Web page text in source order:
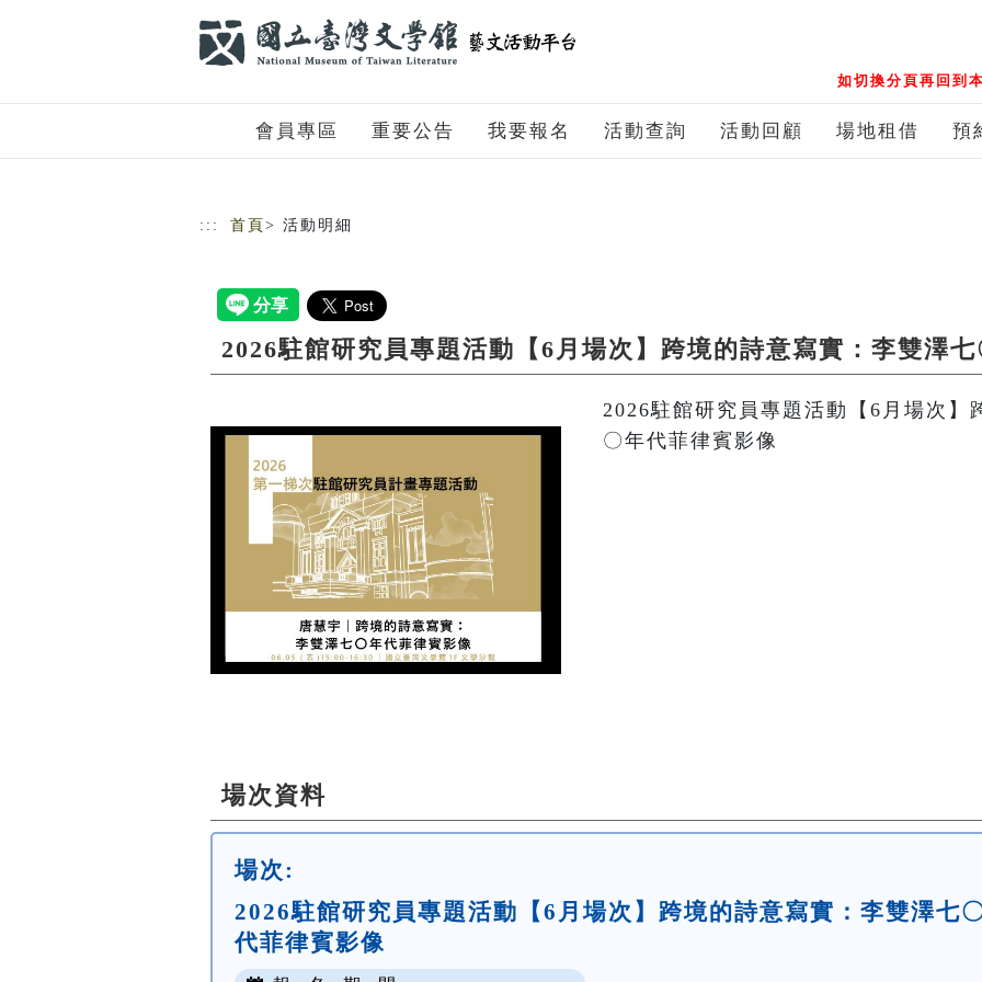
如切換分頁再回到
會員專區 重要公告 我要報名 活動查詢 活動回顧 場地租借 預
::: 首頁 > 活動明細
2026駐館研究員專題活動【6月場次】跨境的詩意寫實：李雙澤
2026駐館研究員專題活動【6月場次】
〇年代菲律賓影像
場次資料
場次:
2026駐館研究員專題活動【6月場次】跨境的詩意寫實：李雙澤七
代菲律賓影像